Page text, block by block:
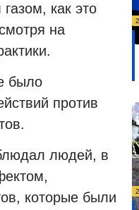
как это
на
было
против
людей, в
которые были